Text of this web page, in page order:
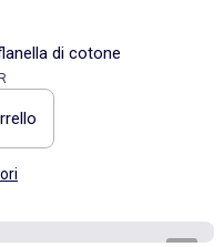
di cotone